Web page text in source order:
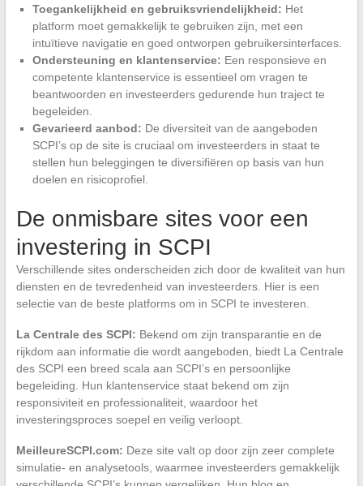
Toegankelijkheid en gebruiksvriendelijkheid: Het
platform moet gemakkelijk te gebruiken zijn, met een
intuïtieve navigatie en goed ontworpen gebruikersinterfaces.
Ondersteuning en klantenservice: Een responsieve en
competente klantenservice is essentieel om vragen te
beantwoorden en investeerders gedurende hun traject te
begeleiden.
Gevarieerd aanbod: De diversiteit van de aangeboden
SCPI’s op de site is cruciaal om investeerders in staat te
stellen hun beleggingen te diversifiëren op basis van hun
doelen en risicoprofiel.
De onmisbare sites voor een
investering in SCPI
Verschillende sites onderscheiden zich door de kwaliteit van hun
diensten en de tevredenheid van investeerders. Hier is een
selectie van de beste platforms om in SCPI te investeren.
La Centrale des SCPI: Bekend om zijn transparantie en de
rijkdom aan informatie die wordt aangeboden, biedt La Centrale
des SCPI een breed scala aan SCPI’s en persoonlijke
begeleiding. Hun klantenservice staat bekend om zijn
responsiviteit en professionaliteit, waardoor het
investeringsproces soepel en veilig verloopt.
MeilleureSCPI.com: Deze site valt op door zijn zeer complete
simulatie- en analysetools, waarmee investeerders gemakkelijk